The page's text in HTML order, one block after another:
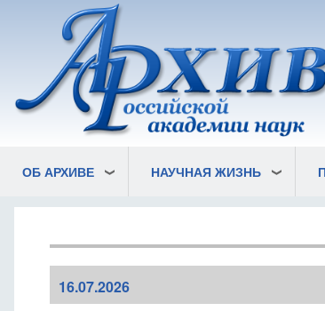
основному
содержанию
ОБ АРХИВЕ НАУЧНАЯ ЖИЗНЬ
16.07.2026